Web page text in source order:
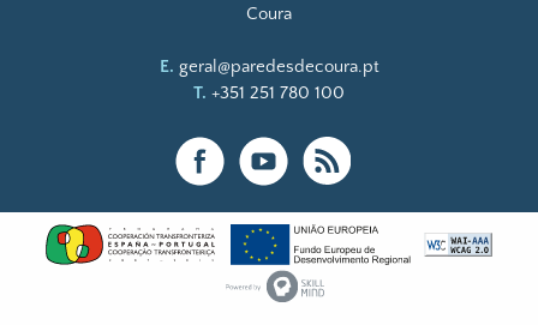
Coura
E. geral@paredesdecoura.pt
T. +351 251 780 100